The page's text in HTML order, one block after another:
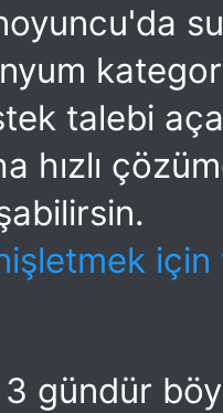
talebi
hızlı
için
3 gündür